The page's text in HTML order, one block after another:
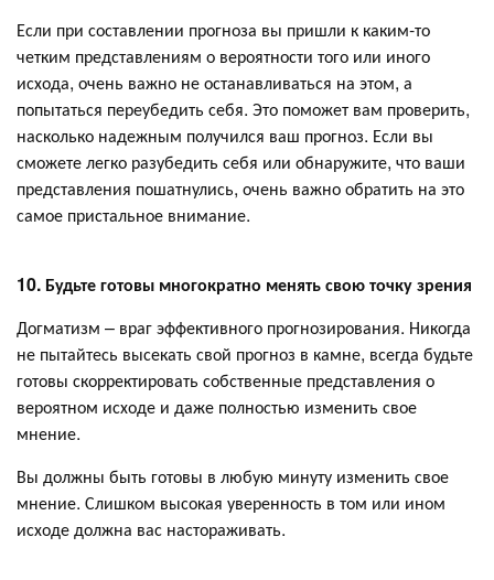
Если при составлении прогноза вы пришли к каким-то
четким представлениям о вероятности того или иного
исхода, очень важно не останавливаться на этом, а
попытаться переубедить себя. Это поможет вам проверить,
насколько надежным получился ваш прогноз. Если вы
сможете легко разубедить себя или обнаружите, что ваши
представления пошатнулись, очень важно обратить на это
самое пристальное внимание.
10. Будьте готовы многократно менять свою точку зрения
Догматизм – враг эффективного прогнозирования. Никогда
не пытайтесь высекать свой прогноз в камне, всегда будьте
готовы скорректировать собственные представления о
вероятном исходе и даже полностью изменить свое
мнение.
Вы должны быть готовы в любую минуту изменить свое
мнение. Слишком высокая уверенность в том или ином
исходе должна вас настораживать.